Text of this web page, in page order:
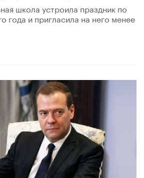
школа устроила праздник по
года и пригласила на него менее